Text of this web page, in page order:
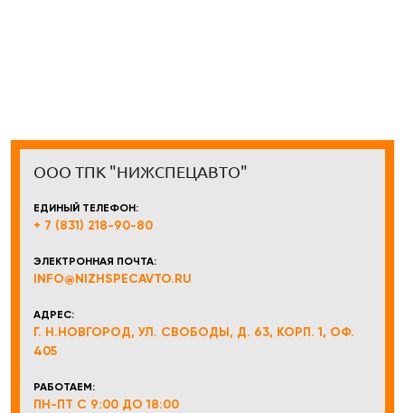
ООО ТПК "НИЖСПЕЦАВТО"
ЕДИНЫЙ ТЕЛЕФОН:
+ 7 (831) 218-90-80
ЭЛЕКТРОННАЯ ПОЧТА:
INFO@NIZHSPECAVTO.RU
АДРЕС:
Г. Н.НОВГОРОД, УЛ. СВОБОДЫ, Д. 63, КОРП. 1, ОФ.
405
РАБОТАЕМ:
ПН-ПТ С 9:00 ДО 18:00